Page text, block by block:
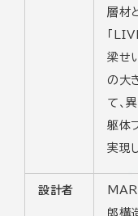
層材
「
梁せ
の大
て、
躯体
実現
設計者
郎構